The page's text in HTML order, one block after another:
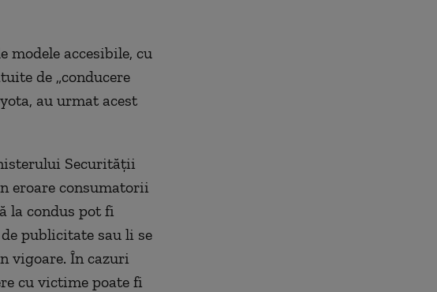
modele accesibile, cu
de „conducere
au urmat acest
Securităţii
eroare consumatorii
la condus pot fi
publicitate sau li se
vigoare. În cazuri
cu victime poate fi